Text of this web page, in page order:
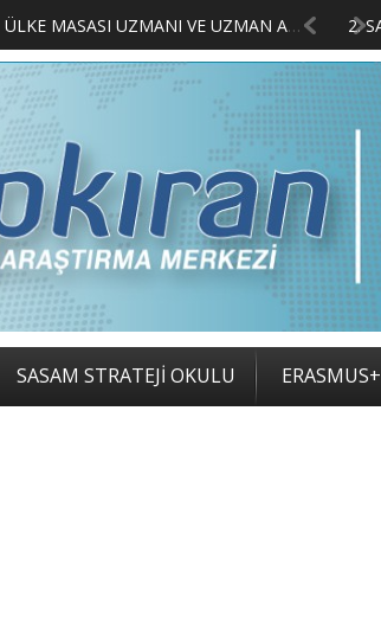
SASAM STRATEJİ OKULU ERASMUS+